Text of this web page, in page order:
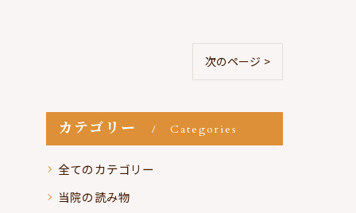
次のページ >
カテゴリー Categories
全てのカテゴリー
当院の読み物